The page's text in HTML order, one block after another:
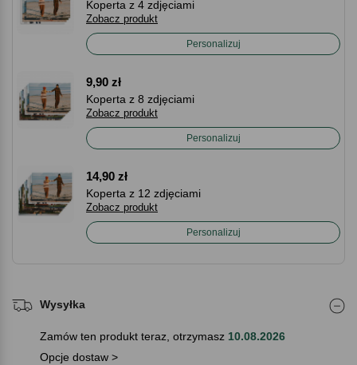
Koperta z 4 zdjęciami
Zobacz produkt
Personalizuj
9,90 zł
Koperta z 8 zdjęciami
Zobacz produkt
Personalizuj
14,90 zł
Koperta z 12 zdjęciami
Zobacz produkt
Personalizuj
Wysyłka
Zamów ten produkt teraz, otrzymasz 10.08.2026
Opcje dostaw >